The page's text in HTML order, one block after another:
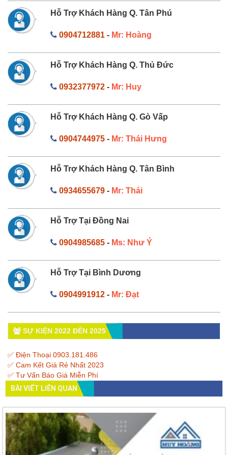
Hỗ Trợ Khách Hàng Q. Tân Phú
0904712881- Mr: Hoàng
Hỗ Trợ Khách Hàng Q. Thủ Đức
0932377972- Mr: Huy
Hỗ Trợ Khách Hàng Q. Gò Vấp
0904744975- Mr: Thái Hưng
Hỗ Trợ Khách Hàng Q. Tân Bình
0934655679- Mr: Thái
Hỗ Trợ Tại Đồng Nai
0904985685- Ms: Như Ý
Hỗ Trợ Tại Bình Dương
0904991912- Mr: Đạt
SỰ KIỆN 2022 ĐẾN 2025
✅ Điện Thoại 0903.181.486
✅ Cam Kết Giá Rẻ Nhất 2023
✅ Tư Vấn Báo Giá Miễn Phí
BÀI VIẾT LIÊN QUAN